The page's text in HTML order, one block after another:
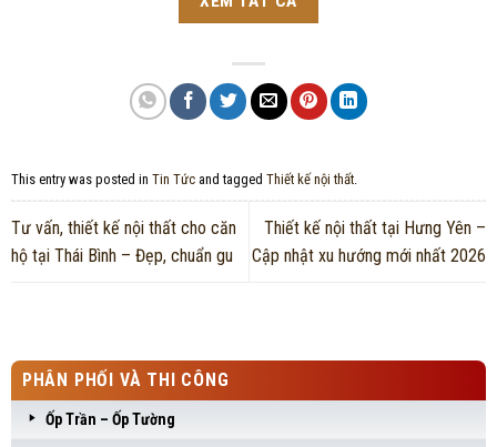
This entry was posted in Tin Tứcand tagged Thiết kế nội thất.
Tư vấn, thiết kế nội thất cho căn
hộ tại Thái Bình – Đẹp, chuẩn gu
Thiết kế nội thất tại Hưng Yên –
Cập nhật xu hướng mới nhất 2026
PHÂN PHỐI VÀ THI CÔNG
Ốp Trần – Ốp Tường